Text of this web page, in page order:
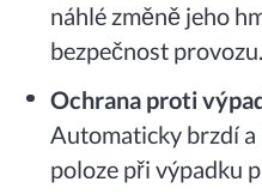
náhlé změně jeho
bezpečnost provozu.
Ochrana proti
Automaticky brzdí a
poloze při výpadku